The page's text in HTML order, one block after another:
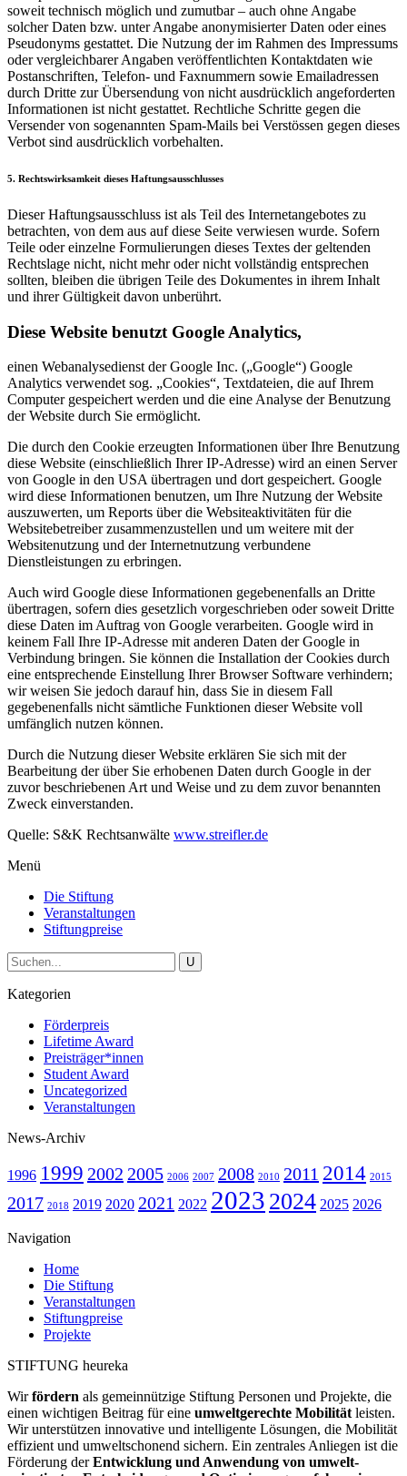
soweit technisch möglich und zumutbar – auch ohne Angabe
solcher Daten bzw. unter Angabe anonymisierter Daten oder eines
Pseudonyms gestattet. Die Nutzung der im Rahmen des Impressums
oder vergleichbarer Angaben veröffentlichten Kontaktdaten wie
Postanschriften, Telefon- und Faxnummern sowie Emailadressen
durch Dritte zur Übersendung von nicht ausdrücklich angeforderten
Informationen ist nicht gestattet. Rechtliche Schritte gegen die
Versender von sogenannten Spam-Mails bei Verstössen gegen dieses
Verbot sind ausdrücklich vorbehalten.
5. Rechtswirksamkeit dieses Haftungsausschlusses
Dieser Haftungsausschluss ist als Teil des Internetangebotes zu
betrachten, von dem aus auf diese Seite verwiesen wurde. Sofern
Teile oder einzelne Formulierungen dieses Textes der geltenden
Rechtslage nicht, nicht mehr oder nicht vollständig entsprechen
sollten, bleiben die übrigen Teile des Dokumentes in ihrem Inhalt
und ihrer Gültigkeit davon unberührt.
Diese Website benutzt Google Analytics,
einen Webanalysedienst der Google Inc. („Google“) Google
Analytics verwendet sog. „Cookies“, Textdateien, die auf Ihrem
Computer gespeichert werden und die eine Analyse der Benutzung
der Website durch Sie ermöglicht.
Die durch den Cookie erzeugten Informationen über Ihre Benutzung
diese Website (einschließlich Ihrer IP-Adresse) wird an einen Server
von Google in den USA übertragen und dort gespeichert. Google
wird diese Informationen benutzen, um Ihre Nutzung der Website
auszuwerten, um Reports über die Websiteaktivitäten für die
Websitebetreiber zusammenzustellen und um weitere mit der
Websitenutzung und der Internetnutzung verbundene
Dienstleistungen zu erbringen.
Auch wird Google diese Informationen gegebenenfalls an Dritte
übertragen, sofern dies gesetzlich vorgeschrieben oder soweit Dritte
diese Daten im Auftrag von Google verarbeiten. Google wird in
keinem Fall Ihre IP-Adresse mit anderen Daten der Google in
Verbindung bringen. Sie können die Installation der Cookies durch
eine entsprechende Einstellung Ihrer Browser Software verhindern;
wir weisen Sie jedoch darauf hin, dass Sie in diesem Fall
gegebenenfalls nicht sämtliche Funktionen dieser Website voll
umfänglich nutzen können.
Durch die Nutzung dieser Website erklären Sie sich mit der
Bearbeitung der über Sie erhobenen Daten durch Google in der
zuvor beschriebenen Art und Weise und zu dem zuvor benannten
Zweck einverstanden.
Quelle: S&K Rechtsanwälte www.streifler.de
Menü
Die Stiftung
Veranstaltungen
Stiftungpreise
Kategorien
Förderpreis
Lifetime Award
Preisträger*innen
Student Award
Uncategorized
Veranstaltungen
News-Archiv
1996 1999 2002 2005 2006 2007 2008 2010 2011 2014 2015
2017 2018 2019 2020 2021 2022 2023 2024 2025 2026
Navigation
Home
Die Stiftung
Veranstaltungen
Stiftungpreise
Projekte
STIFTUNG heureka
Wirfördern als gemeinnützige Stiftung Personen und Projekte, die
einen wichtigen Beitrag für eine umweltgerechte Mobilitätleisten.
Wir unter­stützen innovative und intelligente Lösungen, die Mobilität
effizient und umweltschonend sichern. Ein zentrales Anliegen ist die
Förderung derEntwicklung und Anwendung von umwelt­